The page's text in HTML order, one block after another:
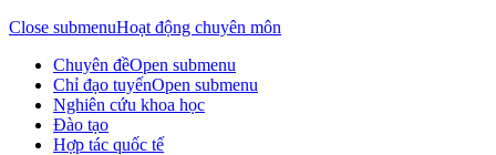
Close submenuHoạt động chuyên môn
Chuyên đềOpen submenu
Chỉ đạo tuyếnOpen submenu
Nghiên cứu khoa học
Đào tạo
Hợp tác quốc tế